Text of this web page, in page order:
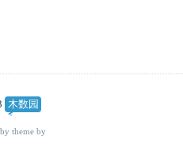
木数园
theme by